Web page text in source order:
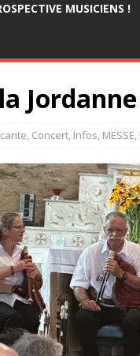
MUSICIENS !
, Concert, Infos, MESSE,